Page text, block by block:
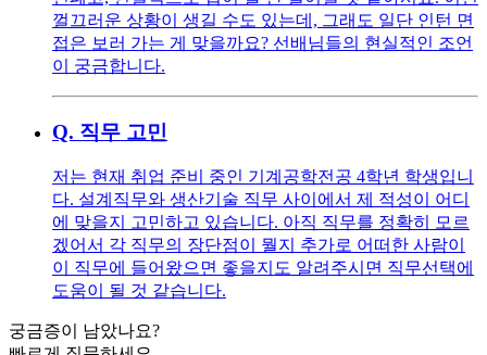
껄끄러운 상황이 생길 수도 있는데, 그래도 일단 인턴 면
접은 보러 가는 게 맞을까요? 선배님들의 현실적인 조언
이 궁금합니다.
Q. 직무 고민
저는 현재 취업 준비 중인 기계공학전공 4학년 학생입니
다. 설계직무와 생산기술 직무 사이에서 제 적성이 어디
에 맞을지 고민하고 있습니다. 아직 직무를 정확히 모르
겠어서 각 직무의 장단점이 뭘지 추가로 어떠한 사람이
이 직무에 들어왔으면 좋을지도 알려주시면 직무선택에
도움이 될 것 같습니다.
궁금증이 남았나요?